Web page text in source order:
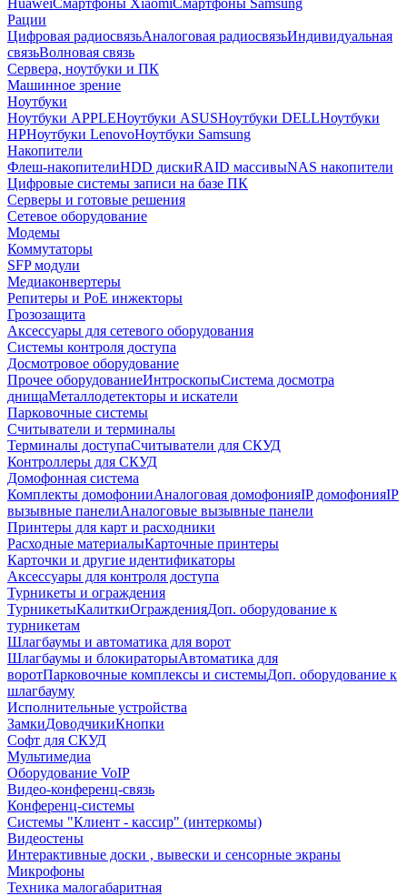
HuaweiСмартфоны XiaomiСмартфоны Samsung
Рации
Цифровая радиосвязьАналоговая радиосвязьИндивидуальная
связьВолновая связь
Сервера, ноутбуки и ПК
Машинное зрение
Ноутбуки
Ноутбуки APPLEНоутбуки ASUSНоутбуки DELLНоутбуки
HPНоутбуки LenovoНоутбуки Samsung
Накопители
Флеш-накопителиHDD дискиRAID массивыNAS накопители
Цифровые системы записи на базе ПК
Серверы и готовые решения
Сетевое оборудование
Модемы
Коммутаторы
SFP модули
Медиаконвертеры
Репитеры и PoE инжекторы
Грозозащита
Аксессуары для сетевого оборудования
Системы контроля доступа
Досмотровое оборудование
Прочее оборудованиеИнтроскопыСистема досмотра
днищаМеталлодетекторы и искатели
Парковочные системы
Считыватели и терминалы
Терминалы доступаСчитыватели для СКУД
Контроллеры для СКУД
Домофонная система
Комплекты домофонииАналоговая домофонияIP домофонияIP
вызывные панелиАналоговые вызывные панели
Принтеры для карт и расходники
Расходные материалыКарточные принтеры
Карточки и другие идентификаторы
Аксессуары для контроля доступа
Турникеты и ограждения
ТурникетыКалиткиОгражденияДоп. оборудование к
турникетам
Шлагбаумы и автоматика для ворот
Шлагбаумы и блокираторыАвтоматика для
воротПарковочные комплексы и системыДоп. оборудование к
шлагбауму
Исполнительные устройства
ЗамкиДоводчикиКнопки
Софт для СКУД
Мультимедиа
Оборудование VoIP
Видео-конференц-связь
Конференц-системы
Системы "Клиент - кассир" (интеркомы)
Видеостены
Интерактивные доски , вывески и сенсорные экраны
Микрофоны
Техника малогабаритная